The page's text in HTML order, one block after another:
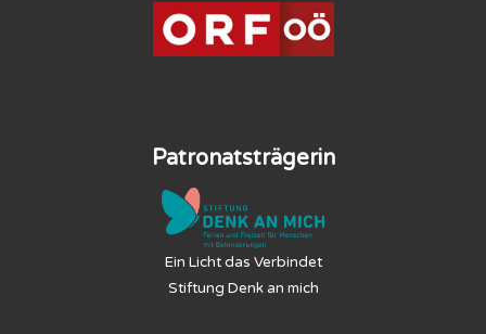
Patronatsträgerin
Ein Licht das Verbindet
Stiftung Denk an mich